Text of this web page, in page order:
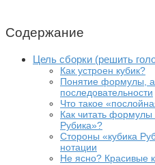
Содержание
Цель сборки (решить
Как устроен кубик?
Понятие формулы,
последовательности
Что такое
Как читать
Рубика»?
Стороны «кубика
нотации
Не ясно? Красивые